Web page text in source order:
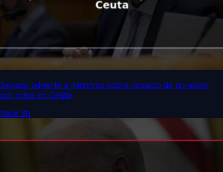
Senado advierte a ministros sobre impacto de no asistir
por crisis en Ceuta
hace 3h